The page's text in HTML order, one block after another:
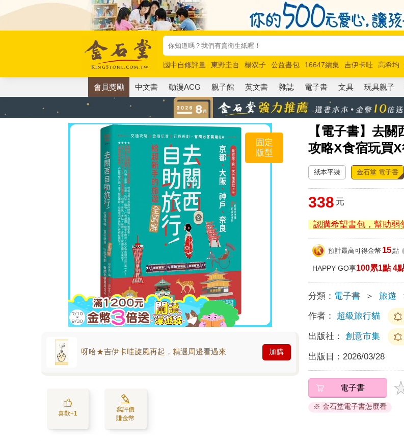
國中自修評量 東野圭吾 楊双子 公益書包 16647續集 吉伊卡哇 高希均
唯紅花綻放
奧德賽 路邊攤新作 馬斯克 玩具總動員5 超慢跑
會員獎勵 中文書 動漫ACG 親子館 英文書 雜誌 電子書 文具 玩具親子
【電子書】去
攻略X食宿玩買
固定
版型
呀哈★吉伊卡哇旋風再起，精選周邊看過來 加購
喜歡+1
寫評價
賺金幣
紙本平裝 金石堂 電子書
338 元
認購希望書包，幫助弱
預計最高可得金幣 15點
HAPPY GO享100累1點 4
分類： 電子書 ＞ 旅遊
作者： 超級旅行貓
出版社： 創意市集
出版日： 2026/03/28
電子書
※ 金石堂電子書怎麼看